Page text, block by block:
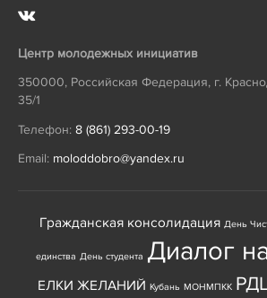
Центр молодежных инициатив
350000, Российская Федерация, г.
35/1
Телефон: 8 (861) 293-00-19
Email: moloddobro@yandex.ru
Гражданская консолидация День
единства День студента Диалог
ЕЛКИ ЖЕЛАНИЙ Кубань МОНМПКК